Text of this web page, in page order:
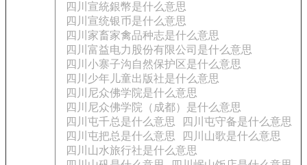
四川宣統銀幣是什么意思
四川宣统银币是什么意思
四川家畜家禽品种志是什么意思
四川富益电力股份有限公司是什么意思
四川小寨子沟自然保护区是什么意思
四川少年儿童出版社是什么意思
四川尼众佛学院是什么意思
四川尼众佛学院（成都）是什么意思
四川屯千总是什么意思
四川屯守备是什么意思
四川屯把总是什么意思
四川山歌是什么意思
四川山水旅行社是什么意思